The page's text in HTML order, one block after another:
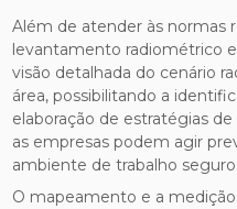
Além de atender às normas
levantamento radiométrico
visão detalhada do cenário
área, possibilitando a
elaboração de estratégias
as empresas podem agir
ambiente de trabalho seguro
O mapeamento e a